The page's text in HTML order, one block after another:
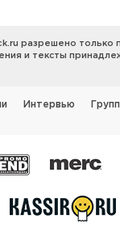
разрешено только
и тексты
Интервью